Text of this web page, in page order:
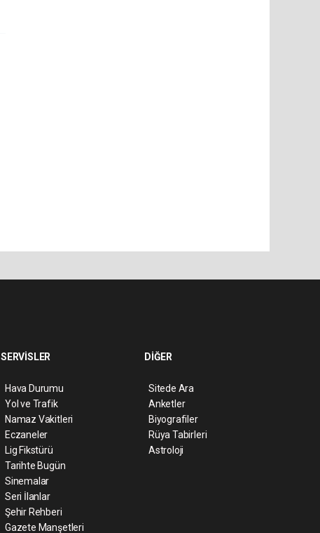
SERVİSLER
Hava Durumu
Yol ve Trafik
Namaz Vakitleri
Eczaneler
Lig Fikstürü
Tarihte Bugün
Sinemalar
Seri İlanlar
Şehir Rehberi
Gazete Manşetleri
DİĞER
Sitede Ara
Anketler
Biyografiler
Rüya Tabirleri
Astroloji